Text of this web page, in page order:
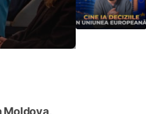
Moldova,